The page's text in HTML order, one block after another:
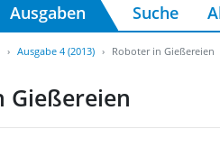
Ausgaben Suche
Ausgabe 4 (2013) Roboter in Gießereien
Gießereien